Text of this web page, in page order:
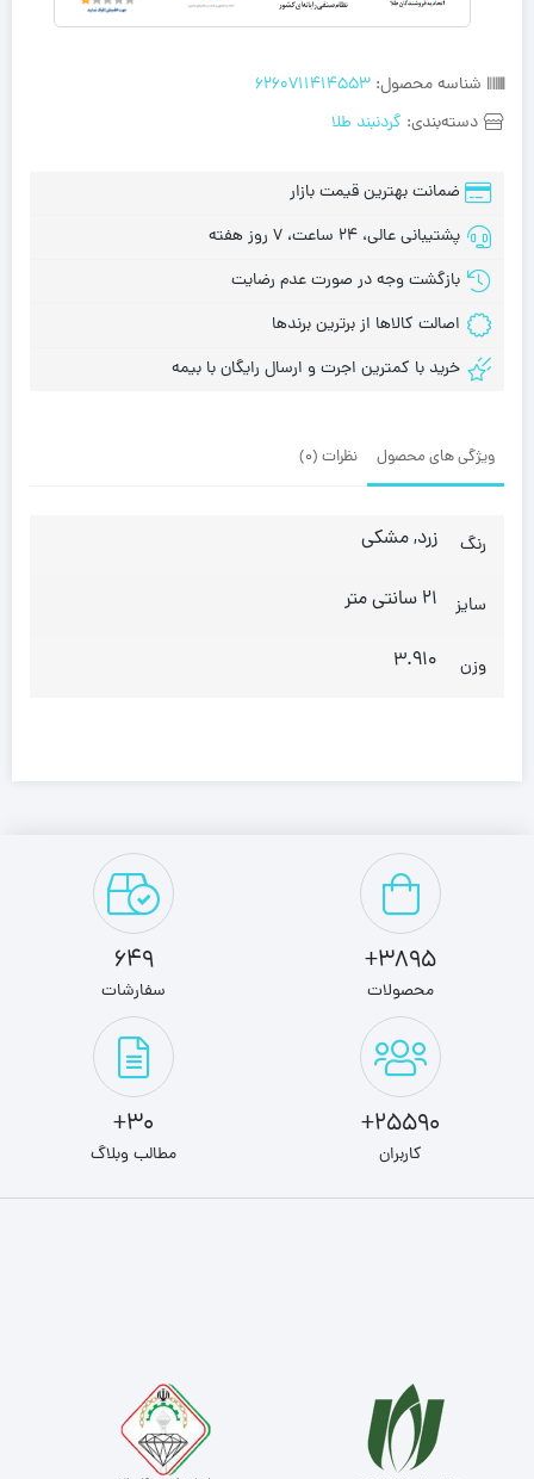
شناسه محصول: 6260711414553
دسته‌بندی: گردنبند طلا
ضمانت بهترین قیمت بازار
پشتیبانی عالی، 24 ساعت، 7 روز هفته
بازگشت وجه در صورت عدم رضایت
اصالت کالاها از برترین برندها
خرید با کمترین اجرت و ارسال رایگان با بیمه
ویژگی های محصول نظرات (0)
رنگ زرد, مشکی
سایز 21 سانتی متر
وزن 3.910
3895+
محصولات
649
سفارشات
25590+
کاربران
30+
مطالب وبلاگ